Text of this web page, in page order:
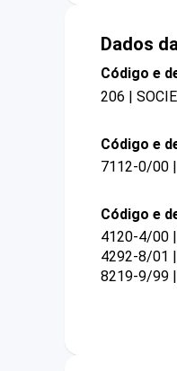
Dados
Código e
206 |
Código e
7112-0/00
Código e
4120-4/00
4292-8/01
8219-9/99